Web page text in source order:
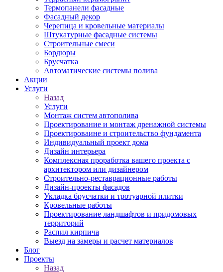
Термопанели фасадные
Фасадный декор
Черепица и кровельные материалы
Штукатурные фасадные системы
Строительные смеси
Бордюры
Брусчатка
Автоматические системы полива
Акции
Услуги
Назад
Услуги
Монтаж систем автополива
Проектирование и монтаж дренажной системы
Проектироваине и строительство фундамента
Индивидуальный проект дома
Дизайн интерьера
Комплексная проработка вашего проекта с
архитектором или дизайнером
Строительно-реставрационные работы
Дизайн-проекты фасадов
Укладка брусчатки и тротуарной плитки
Кровельные работы
Проектирование ландшафтов и придомовых
территорий
Распил кирпича
Выезд на замеры и расчет материалов
Блог
Проекты
Назад